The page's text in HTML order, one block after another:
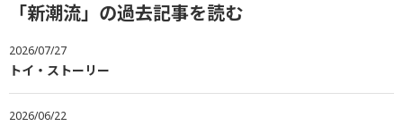
「新潮流」の過去記事を読む
2026/07/27
トイ・ストーリー
2026/06/22